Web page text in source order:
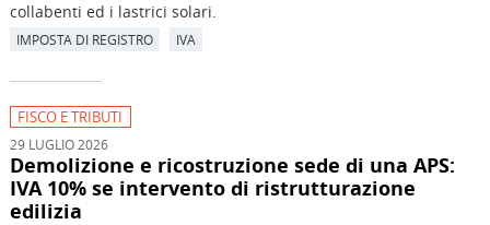
collabenti ed i lastrici solari.
IMPOSTA DI REGISTRO IVA
FISCO E TRIBUTI
29 LUGLIO 2026
Demolizione e ricostruzione sede di una APS:
IVA 10% se intervento di ristrutturazione
edilizia